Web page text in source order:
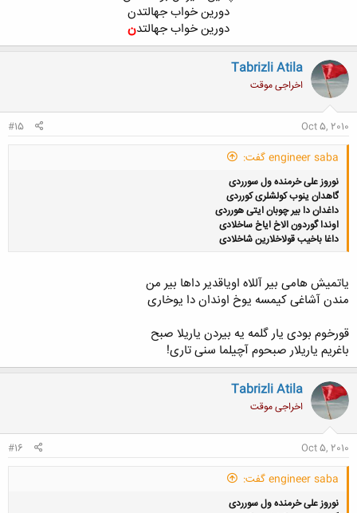
دورین خواب جهالتدن​
دورین خواب جهالتدن
Tabrizli Atila
اخراجی موقت
Oct 5, 2010
#15
engineer saba گفت:
نوروز علی خرمنده ول سورردی
گاهدان ینوب کولشلری کورردی
داغدان دا بیر چوبان ایتی هورردی
اوندا گوردون الاخ ایاخ ساخلادی
داغا باخیب قولاخلارین شاخلادی
ياتميش هامی بير آللاه اوياقدير داها بير من
مندن آشاغی کيمسه يوخ اوندان دا يوخاری
قورخوم بودی يار گلمه يه بيردن ياريلا صبح
باغريم ياريلار صبحوم آچيلما سنی تاری!
Tabrizli Atila
اخراجی موقت
Oct 5, 2010
#16
engineer saba گفت:
نوروز علی خرمنده ول سورردی